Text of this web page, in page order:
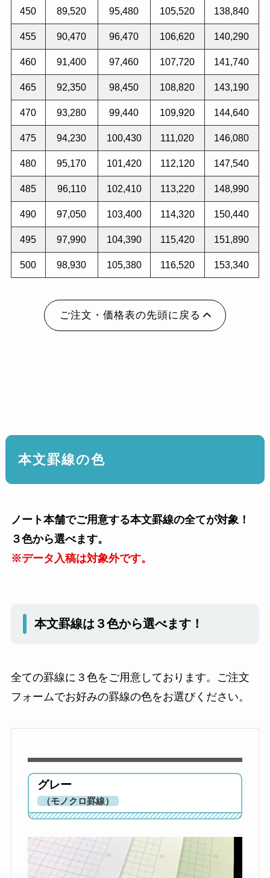
450 89,520 95,480 105,520 138,840
455 90,470 96,470 106,620 140,290
460 91,400 97,460 107,720 141,740
465 92,350 98,450 108,820 143,190
470 93,280 99,440 109,920 144,640
475 94,230 100,430 111,020 146,080
480 95,170 101,420 112,120 147,540
485 96,110 102,410 113,220 148,990
490 97,050 103,400 114,320 150,440
495 97,990 104,390 115,420 151,890
500 98,930 105,380 116,520 153,340
ご注文・価格表の先頭に戻る
本文罫線の色
ノート本舗でご用意する本文罫線の全てが対象！
３色から選べます。
※データ入稿は対象外です。
本文罫線は３色から選べます！
全ての罫線に３色をご用意しております。ご注文
フォームでお好みの罫線の色をお選びください。
グレー
（モノクロ罫線）